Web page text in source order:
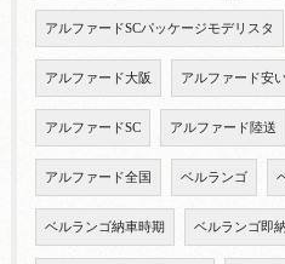
アルファードSCパッケージモデリスタ
アルファード大阪 アルファード安
アルファードSC アルファード陸送
アルファード全国 ベルランゴ
ベルランゴ納車時期 ベルランゴ即